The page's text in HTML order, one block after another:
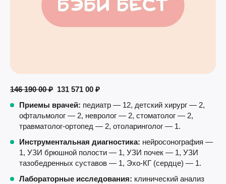
146 190 00 ₽ 131 571 00 ₽
Приемы врачей: педиатр — 12, детский хирург — 2,
офтальмолог — 2, невролог — 2, стоматолог — 2,
травматолог-ортопед — 2, отоларинголог — 1.
Инструментальная диагностика: нейросонография —
1, УЗИ брюшной полости — 1, УЗИ почек — 1, УЗИ
тазобедренных суставов — 1, Эхо-КГ (сердце) — 1.
Лабораторные исследования: клинический анализ